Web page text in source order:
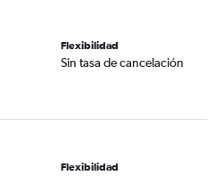
Flexibilidad
Sin tasa de cancelación
Flexibilidad